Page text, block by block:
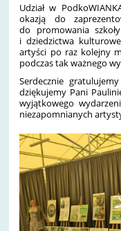
Udział w
okazją do
do promowania
i dziedzictwa
artyści po raz kolejny
podczas tak ważnego
Serdecznie
dziękujemy Pani
wyjątkowego
niezapomnianych